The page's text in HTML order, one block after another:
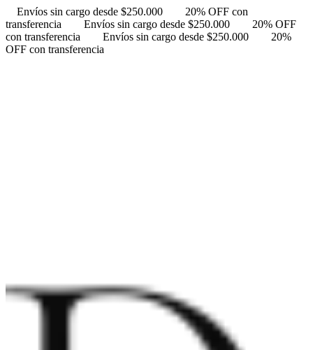
Envíos sin cargo desde $250.000
20% OFF con
transferencia
Envíos sin cargo desde $250.000
20% OFF
con transferencia
Envíos sin cargo desde $250.000
20%
OFF con transferencia